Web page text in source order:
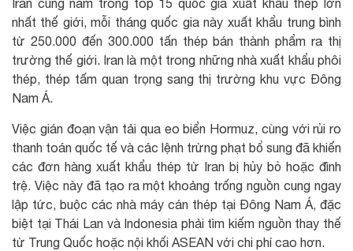
Iran cũng nằm trong top 15 quốc gia xuất khẩu thép lớn
nhất thế giới, mỗi tháng quốc gia này xuất khẩu trung bình
từ 250.000 đến 300.000 tấn thép bán thành phẩm ra thị
trường thế giới. Iran là một trong những nhà xuất khẩu phôi
thép, thép tấm quan trọng sang thị trường khu vực Đông
Nam Á.
Việc gián đoạn vận tải qua eo biển Hormuz, cùng với rủi ro
thanh toán quốc tế và các lệnh trừng phạt bổ sung đã khiến
các đơn hàng xuất khẩu thép từ Iran bị hủy bỏ hoặc đình
trệ. Việc này đã tạo ra một khoảng trống nguồn cung ngay
lập tức, buộc các nhà máy cán thép tại Đông Nam Á, đặc
biệt tại Thái Lan và Indonesia phải tìm kiếm nguồn thay thế
từ Trung Quốc hoặc nội khối ASEAN với chi phí cao hơn.